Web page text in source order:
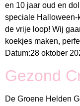
en 10 jaar oud en
speciale Halloween-
de vrije loop! Wij
koekjes maken,
Datum:28 oktober
Gezond
De Groene Helden